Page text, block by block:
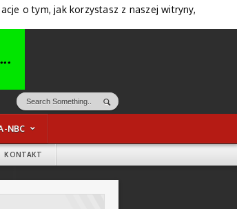
NBC
KONTAKT
o tym, jak korzystasz z naszej witryny,